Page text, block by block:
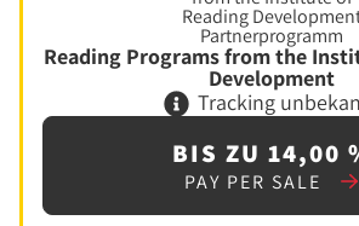
Reading Programs from the
Development
Tracking
BIS ZU 14,00
PAY PER SALE